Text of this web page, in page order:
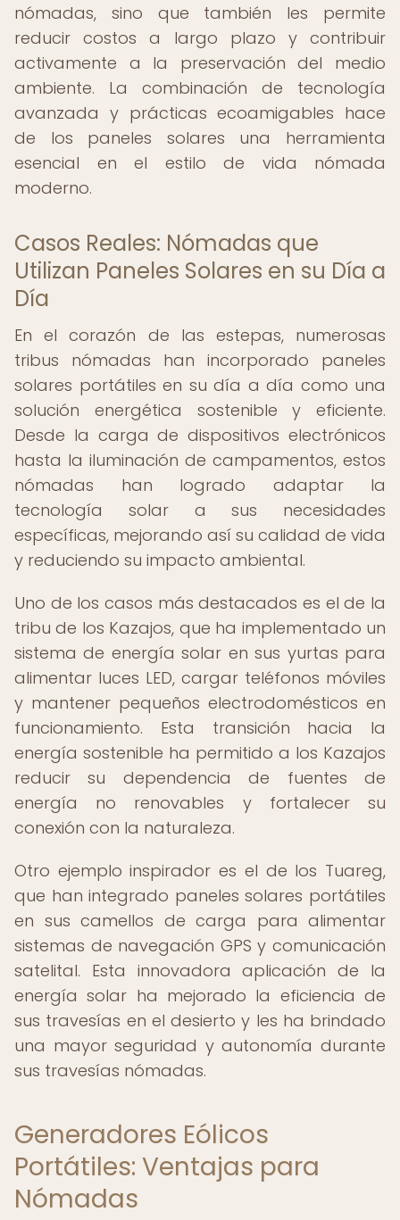
nómadas, sino que también les permite
reducir costos a largo plazo y contribuir
activamente a la preservación del medio
ambiente. La combinación de tecnología
avanzada y prácticas ecoamigables hace
de los paneles solares una herramienta
esencial en el estilo de vida nómada
moderno.
Casos Reales: Nómadas que
Utilizan Paneles Solares en su Día a
Día
En el corazón de las estepas, numerosas
tribus nómadas han incorporado paneles
solares portátiles en su día a día como una
solución energética sostenible y eficiente.
Desde la carga de dispositivos electrónicos
hasta la iluminación de campamentos, estos
nómadas han logrado adaptar la
tecnología solar a sus necesidades
específicas, mejorando así su calidad de vida
y reduciendo su impacto ambiental.
Uno de los casos más destacados es el de la
tribu de los Kazajos, que ha implementado un
sistema de energía solar en sus yurtas para
alimentar luces LED, cargar teléfonos móviles
y mantener pequeños electrodomésticos en
funcionamiento. Esta transición hacia la
energía sostenible ha permitido a los Kazajos
reducir su dependencia de fuentes de
energía no renovables y fortalecer su
conexión con la naturaleza.
Otro ejemplo inspirador es el de los Tuareg,
que han integrado paneles solares portátiles
en sus camellos de carga para alimentar
sistemas de navegación GPS y comunicación
satelital. Esta innovadora aplicación de la
energía solar ha mejorado la eficiencia de
sus travesías en el desierto y les ha brindado
una mayor seguridad y autonomía durante
sus travesías nómadas.
Generadores Eólicos
Portátiles: Ventajas para
Nómadas